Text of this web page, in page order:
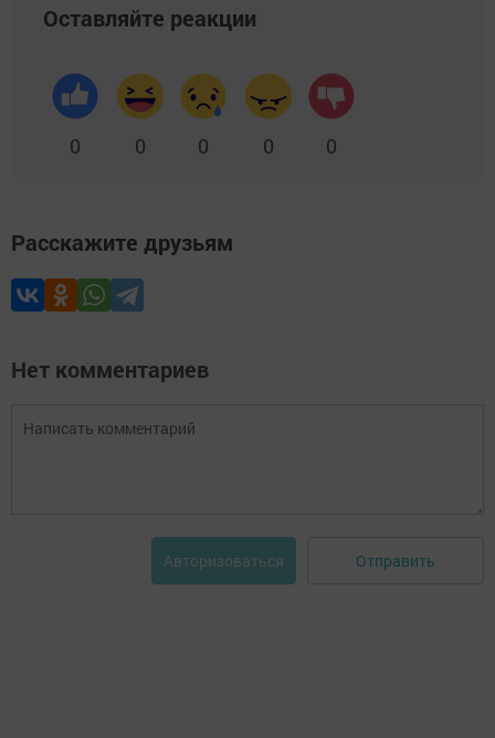
Оставляйте реакции
0 0 0 0 0
Расскажите друзьям
Нет комментариев
Авторизоваться Отправить